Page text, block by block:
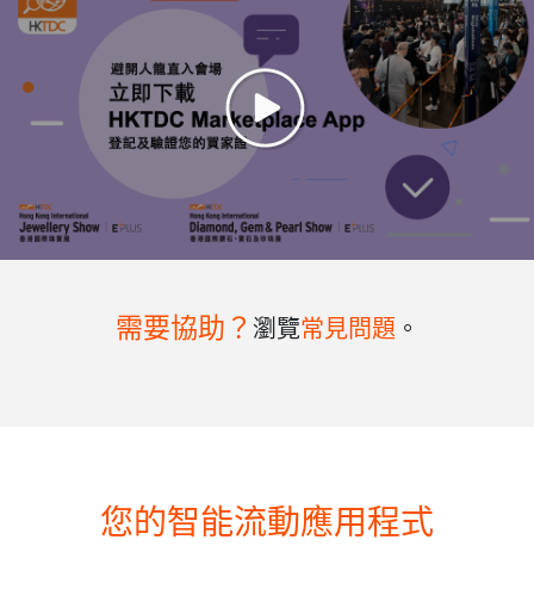
需要協助？ 瀏覽常見問題 。
您的智能流動應用程式